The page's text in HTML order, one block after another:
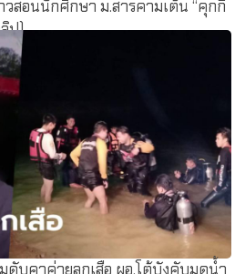
สอนนักศึกษา ม.สารคามเต้น “คุกกี้
ป)
ดับคาค่ายลูกเสือ ผอ.โต้บังคับมุดน้ำ